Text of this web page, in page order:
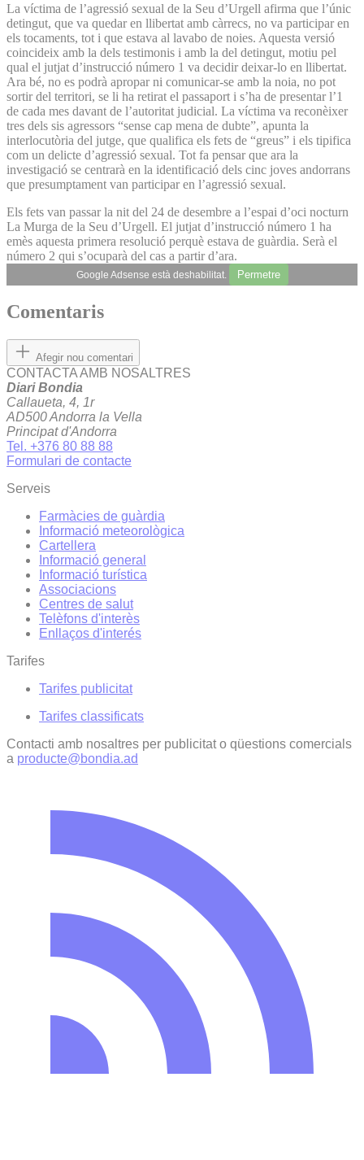
La víctima de l’agressió sexual de la Seu d’Urgell afirma que l’únic
detingut, que va quedar en llibertat amb càrrecs, no va participar en
els tocaments, tot i que estava al lavabo de noies. Aquesta versió
coincideix amb la dels testimonis i amb la del detingut, motiu pel
qual el jutjat d’instrucció número 1 va decidir deixar-lo en llibertat.
Ara bé, no es podrà apropar ni comunicar-se amb la noia, no pot
sortir del territori, se li ha retirat el passaport i s’ha de presentar l’1
de cada mes davant de l’autoritat judicial. La víctima va reconèixer
tres dels sis agressors “sense cap mena de dubte”, apunta la
interlocutòria del jutge, que qualifica els fets de “greus” i els tipifica
com un delicte d’agressió sexual. Tot fa pensar que ara la
investigació se centrarà en la identificació dels cinc joves andorrans
que presumptament van participar en l’agressió sexual.
Els fets van passar la nit del 24 de desembre a l’espai d’oci nocturn
La Murga de la Seu d’Urgell. El jutjat d’instrucció número 1 ha
emès aquesta primera resolució perquè estava de guàrdia. Serà el
número 2 qui s’ocuparà del cas a partir d’ara.
Google Adsense està deshabilitat. Permetre
Comentaris
Afegir nou comentari
CONTACTA AMB NOSALTRES
Diari Bondia
Callaueta, 4, 1r
AD500 Andorra la Vella
Principat d'Andorra
Tel. +376 80 88 88
Formulari de contacte
Serveis
Farmàcies de guàrdia
Informació meteorològica
Cartellera
Informació general
Informació turística
Associacions
Centres de salut
Telèfons d'interès
Enllaços d'interés
Tarifes
Tarifes publicitat
Tarifes classificats
Contacti amb nosaltres per publicitat o qüestions comercials
a producte@bondia.ad